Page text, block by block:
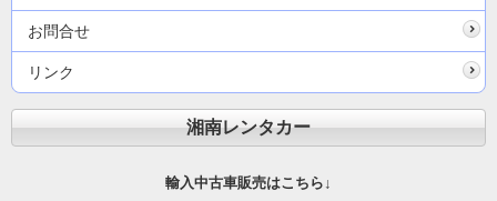
お問合せ
リンク
湘南レンタカー
輸入中古車販売はこちら↓